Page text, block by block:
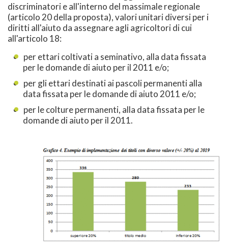
discriminatori e all'interno del massimale regionale
(articolo 20 della proposta), valori unitari diversi per i
diritti all'aiuto da assegnare agli agricoltori di cui
all'articolo 18:
per ettari coltivati a seminativo, alla data fissata
per le domande di aiuto per il 2011 e/o;
per gli ettari destinati ai pascoli permanenti alla
data fissata per le domande di aiuto 2011 e/o;
per le colture permanenti, alla data fissata per le
domande di aiuto per il 2011.